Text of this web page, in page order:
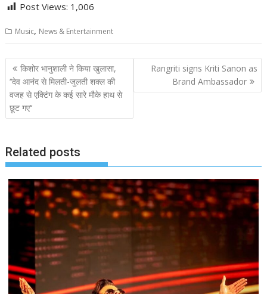
Post Views: 1,006
Music, News & Entertainment
Post
navigation
किशोर भानुशाली ने किया खुलासा,
‘‘देव आनंद से मिलती-जुलती शक्ल की
वजह से एक्टिंग के कई सारे मौके हाथ से
छूट गए‘‘
Rangriti signs Kriti Sanon as
Brand Ambassador
Related posts